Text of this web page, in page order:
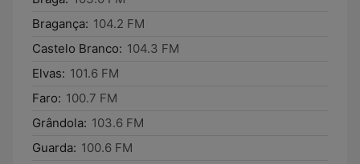
Bragança: 104.2 FM
Castelo Branco: 104.3 FM
Elvas: 101.6 FM
Faro: 100.7 FM
Grândola: 103.6 FM
Guarda: 100.6 FM